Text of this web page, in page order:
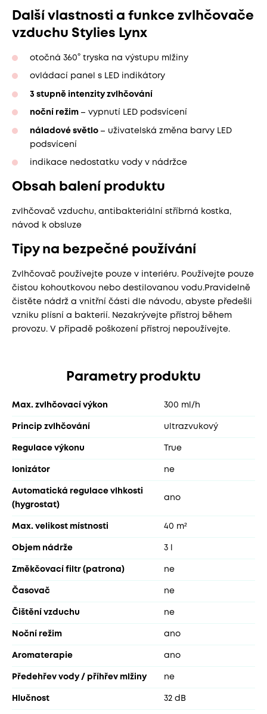
Další vlastnosti a funkce zvlhčovače
vzduchu Stylies Lynx
otočná 360° tryska na výstupu mlžiny
ovládací panel s LED indikátory
3 stupně intenzity zvlhčování
noční režim – vypnutí LED podsvícení
náladové světlo – uživatelská změna barvy LED
podsvícení
indikace nedostatku vody v nádržce
Obsah balení produktu
zvlhčovač vzduchu, antibakteriální stříbrná kostka,
návod k obsluze
Tipy na bezpečné používání
Zvlhčovač používejte pouze v interiéru. Používejte pouze
čistou kohoutkovou nebo destilovanou vodu.Pravidelně
čistěte nádrž a vnitřní části dle návodu, abyste předešli
vzniku plísní a bakterií. Nezakrývejte přístroj během
provozu. V případě poškození přístroj nepoužívejte.
Parametry produktu
Max. zvlhčovací výkon 300 ml/h
Princip zvlhčování ultrazvukový
Regulace výkonu True
Ionizátor ne
Automatická regulace vlhkosti
(hygrostat)
ano
Max. velikost místnosti 40 m²
Objem nádrže 3 l
Změkčovací filtr (patrona) ne
Časovač ne
Čištění vzduchu ne
Noční režim ano
Aromaterapie ano
Předehřev vody / příhřev mlžiny ne
Hlučnost 32 dB